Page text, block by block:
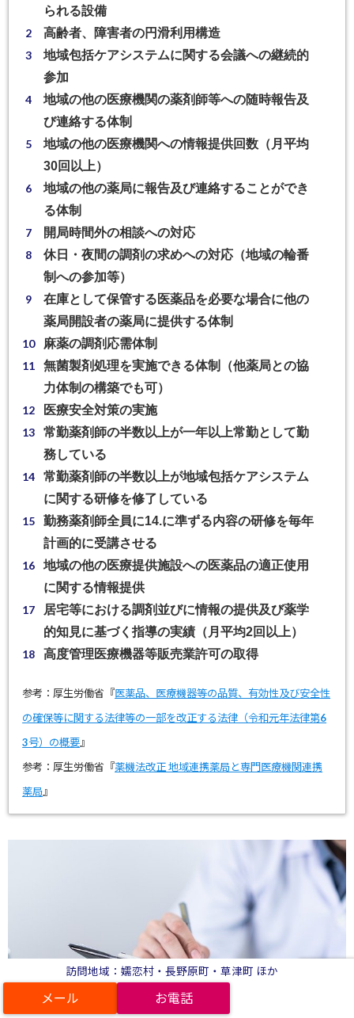
訪問地域：嬬恋村・長野原町・草津町 ほか
られる設備
⾼齢者、障害者の円滑利⽤構造
地域包括ケアシステムに関する会議への継続的
参加
地域の他の医療機関の薬剤師等への随時報告及
び連絡する体制
地域の他の医療機関への情報提供回数（月平均
30回以上）
地域の他の薬局に報告及び連絡することができ
る体制
開局時間外の相談への対応
休日・夜間の調剤の求めへの対応（地域の輪番
制への参加等）
在庫として保管する医薬品を必要な場合に他の
薬局開設者の薬局に提供する体制
麻薬の調剤応需体制
無菌製剤処理を実施できる体制
（他薬局との協
力体制の構築でも可）
医療安全対策の実施
常勤薬剤師の半数以上が一年以上常勤として勤
務している
常勤薬剤師の半数以上が地域包括ケアシステム
に関する研修を修了 している
勤務薬剤師全員に14.に準ずる内容の研修を毎年
計画的に受講させる
地域の他の医療提供施設への医薬品の適正使用
に関する情報提供
居宅等における調剤並びに情報の提供及び薬学
的知見に基づく指導の実績 （月平均2回以上）
高度管理医療機器等販売業許可の取得
参考：厚生労働省『医薬品、医療機器等の品質、有効性及び安全性
の確保等に関する法律等の一部を改正する法律（令和元年法律第6
3号）の概要』
参考：厚生労働省『薬機法改正 地域連携薬局と専門医療機関連携
薬局』